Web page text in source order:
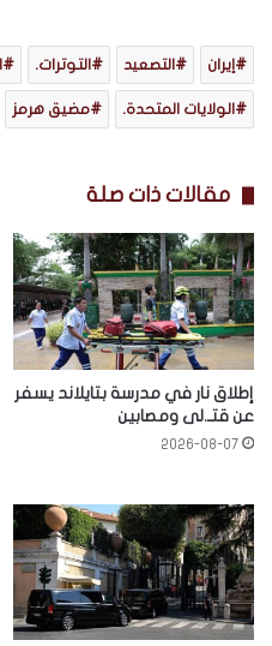
إيران التصعيد التوترات.
الولايات المتحدة. مضيق هرمز
مقالات ذات صلة
إطلاق نار في مدرسة بتايلاند يسفر
عن قتـ.لى ومصابين
2026-08-07